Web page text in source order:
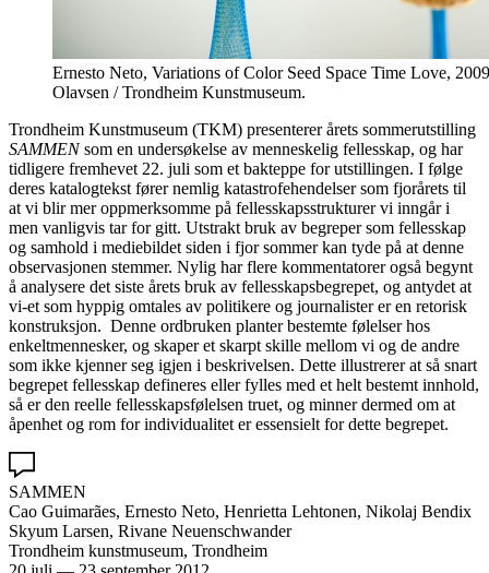
Ernesto Neto, Variations of Color Seed Space Time Love,
Olavsen / Trondheim Kunstmuseum.
Trondheim Kunstmuseum (TKM) presenterer årets sommerutstilling
SAMMENsom en undersøkelse av menneskelig fellesskap, og har
tidligere fremhevet 22. juli som et bakteppe for utstillingen. I følge
deres katalogtekst fører nemlig katastrofehendelser som fjorårets til
at vi blir mer oppmerksomme på fellesskapsstrukturer vi inngår i
men vanligvis tar for gitt. Utstrakt bruk av begreper som fellesskap
og samhold i mediebildet siden i fjor sommer kan tyde på at denne
observasjonen stemmer. Nylig har flere kommentatorer også begynt
å analysere det siste årets bruk av fellesskapsbegrepet, og antydet at
vi-et som hyppig omtales av politikere og journalister er en retorisk
konstruksjon. Denne ordbruken planter bestemte følelser hos
enkeltmennesker, og skaper et skarpt skille mellom vi og de andre
som ikke kjenner seg igjen i beskrivelsen. Dette illustrerer at så snart
begrepet fellesskap defineres eller fylles med et helt bestemt innhold,
så er den reelle fellesskapsfølelsen truet, og minner dermed om at
åpenhet og rom for individualitet er essensielt for dette begrepet.
SAMMEN
Cao Guimarães, Ernesto Neto, Henrietta Lehtonen, Nikolaj Bendix
Skyum Larsen, Rivane Neuenschwander
Trondheim kunstmuseum, Trondheim